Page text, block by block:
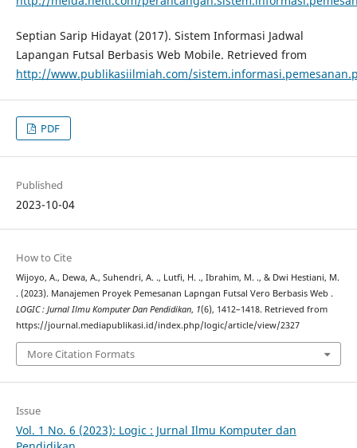
Septian Sarip Hidayat (2017). Sistem Informasi Jadwal
Lapangan Futsal Berbasis Web Mobile. Retrieved from
http://www.publikasiilmiah.com/
PDF
Published
2023-10-04
How to Cite
Wijoyo, A., Dewa, A., Suhendri, A. ., Lutfi, H. ., Ibrahim, M. ., & Dwi Hestiani, M.
. (2023). Manajemen Proyek Pemesanan Lapngan Futsal Vero Berbasis Web .
LOGIC : Jurnal Ilmu Komputer Dan Pendidikan, 1(6), 1412–1418. Retrieved from
https://journal.mediapublikasi.id/index.php/logic/article/view/2327
More Citation Formats
Issue
Vol. 1 No. 6 (2023): Logic : Jurnal Ilmu Komputer dan